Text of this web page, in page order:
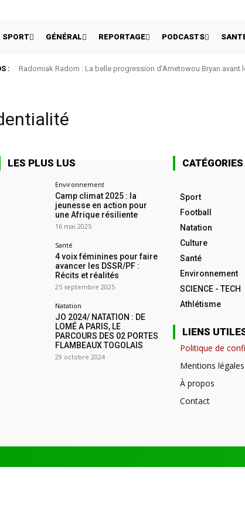
SPORT GÉNÉRAL REPORTAGE PODCASTS
: Radomiak Radom : La belle progression d’Ametowou Bryan avant
LES PLUS LUS
Environnement
Camp climat 2025 : la
jeunesse en action pour
une Afrique résiliente
16 mai 2025
Santé
4 voix féminines pour faire
avancer les DSSR/PF :
Récits et réalités
25 septembre 2025
Natation
JO 2024/ NATATION : DE
LOMÉ A PARIS, LE
PARCOURS DES 02 PORTES
FLAMBEAUX TOGOLAIS
29 octobre 2024
CATÉGORIES
Sport
Football
Natation
Culture
Santé
Environnement
SCIENCE - TECH
Athlétisme
LIENS
Politique de
Mentions légales
À propos
Contact